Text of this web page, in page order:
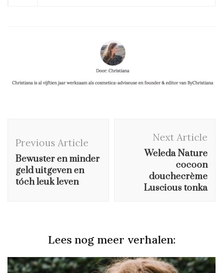
Navigation
Previous Article
Bewuster en minder
geld uitgeven en
tóch leuk leven
Next Article
Weleda Nature
cocoon
douchecrème
Luscious tonka
Lees nog meer verhalen: